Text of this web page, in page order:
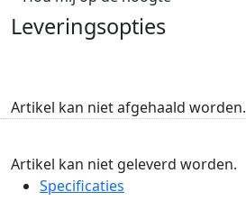
Leveringsopties
Artikel kan niet afgehaald worden.
Artikel kan niet geleverd worden.
Specificaties